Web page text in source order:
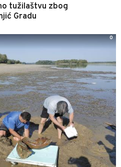
tužilaštvu zbog
Gradu
0